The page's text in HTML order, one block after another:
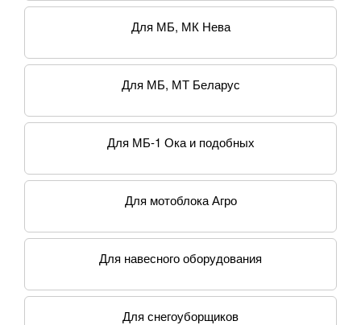
Для МБ, МК Нева
Для МБ, МТ Беларус
Для МБ-1 Ока и подобных
Для мотоблока Агро
Для навесного оборудования
Для снегоуборщиков